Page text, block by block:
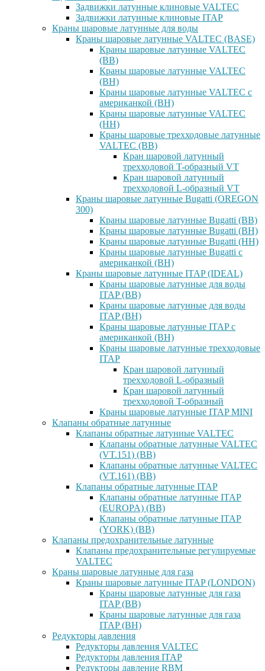
Задвижки латунные клиновые VALTEC
Задвижки латунные клиновые ITAP
Краны шаровые латунные для воды
Краны шаровые латунные VALTEC (BASE)
Краны шаровые латунные VALTEC
(ВВ)
Краны шаровые латунные VALTEC
(ВН)
Краны шаровые латунные VALTEC с
американкой (ВН)
Краны шаровые латунные VALTEC
(НН)
Краны шаровые трехходовые латунные
VALTEC (ВВ)
Кран шаровой латунный
трехходовой T-образный VT
Кран шаровой латунный
трехходовой L-образный VT
Краны шаровые латунные Bugatti (OREGON
300)
Краны шаровые латунные Bugatti (ВВ)
Краны шаровые латунные Bugatti (ВН)
Краны шаровые латунные Bugatti (НН)
Краны шаровые латунные Bugatti с
американкой (ВН)
Краны шаровые латунные ITAP (IDEAL)
Краны шаровые латунные для воды
ITAP (ВВ)
Краны шаровые латунные для воды
ITAP (ВН)
Краны шаровые латунные ITAP с
американкой (ВН)
Краны шаровые латунные трехходовые
ITAP
Кран шаровой латунный
трехходовой L-образный
Кран шаровой латунный
трехходовой T-образный
Краны шаровые латунные ITAP MINI
Клапаны обратные латунные
Клапаны обратные латунные VALTEC
Клапаны обратные латунные VALTEC
(VT.151) (ВВ)
Клапаны обратные латунные VALTEC
(VT.161) (ВВ)
Клапаны обратные латунные ITAP
Клапаны обратные латунные ITAP
(EUROPA) (ВВ)
Клапаны обратные латунные ITAP
(YORK) (ВВ)
Клапаны предохранительные латунные
Клапаны предохранительные регулируемые
VALTEC
Краны шаровые латунные для газа
Краны шаровые латунные ITAP (LONDON)
Краны шаровые латунные для газа
ITAP (ВВ)
Краны шаровые латунные для газа
ITAP (ВН)
Редукторы давления
Редукторы давления VALTEC
Редукторы давления ITAP
Редукторы давление RBM